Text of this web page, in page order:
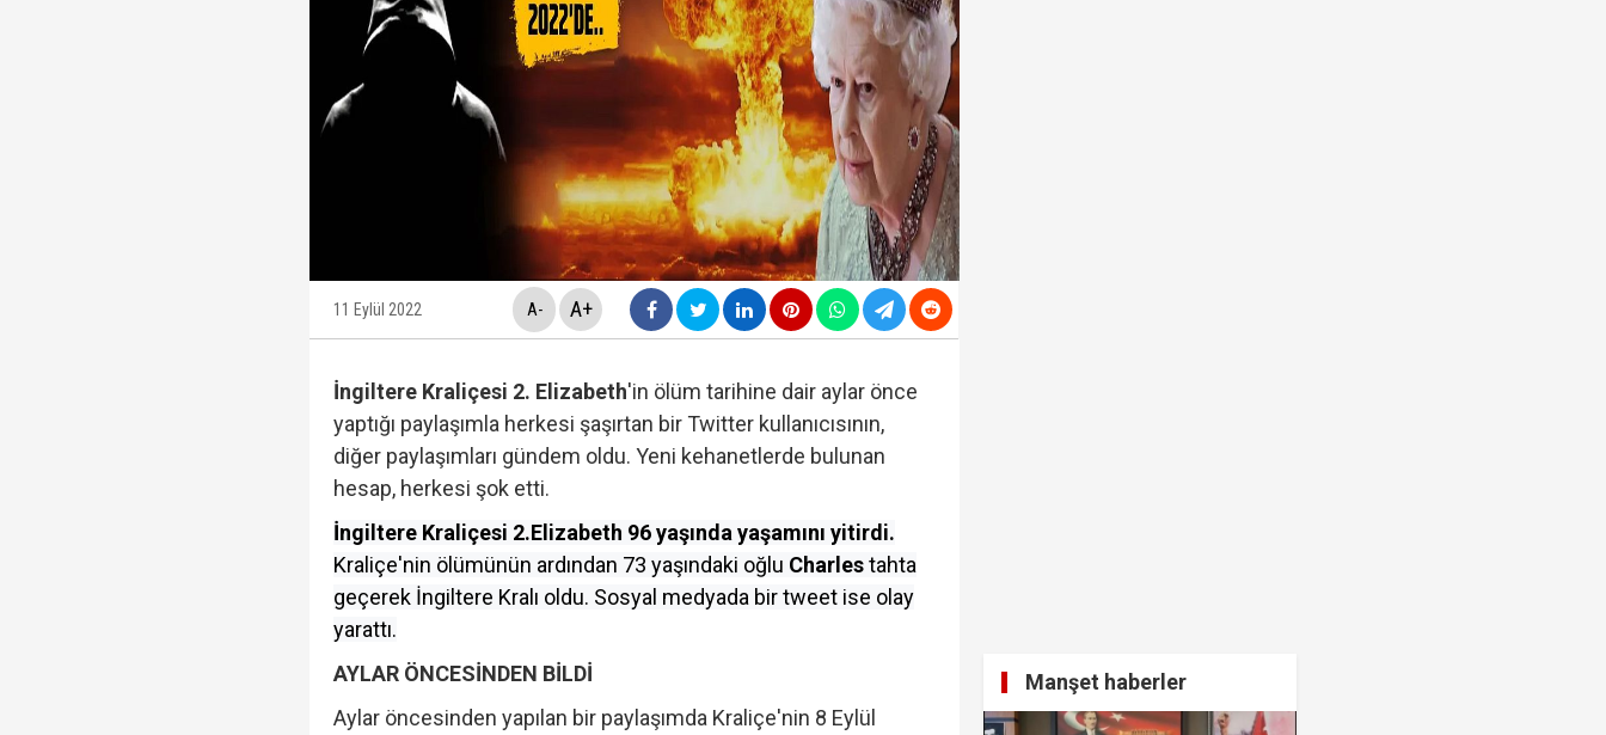
12 maddelik "çerçeve yasa teklifinde" neler yer alacak? Bazı suçlar ve Öcalan kapsam dışında…
Ankara Cumhuriyet Başsavcılığı, Özgür Özel ve Veli Ağbaba'nın 'dokunulmazlığının' kaldırılmasını istedi!
Beyaz TV sunucusu Tahir Sarıkaya tutuklandı...
Hakkında fezleke hazırlanan Veli Ağbaba'dan sert çıkış! 'HTS kaydım varsa idam edilmeye razıyım'
11 Eylül 2022 A- A+
İngiltere Kraliçesi 2. Elizabeth'in ölüm tarihine dair aylar önce
yaptığı paylaşımla herkesi şaşırtan bir Twitter kullanıcısının,
diğer paylaşımları gündem oldu. Yeni kehanetlerde bulunan
hesap, herkesi şok etti.
İngiltere Kraliçesi 2.Elizabeth 96 yaşında yaşamını yitirdi.
Kraliçe'nin ölümünün ardından 73 yaşındaki oğlu Charlestahta
geçerek İngiltere Kralı oldu. Sosyal medyada bir tweet ise olay
yarattı.
AYLAR ÖNCESİNDEN BİLDİ
Aylar öncesinden yapılan bir paylaşımda Kraliçe'nin 8 Eylül
Manşet haberler